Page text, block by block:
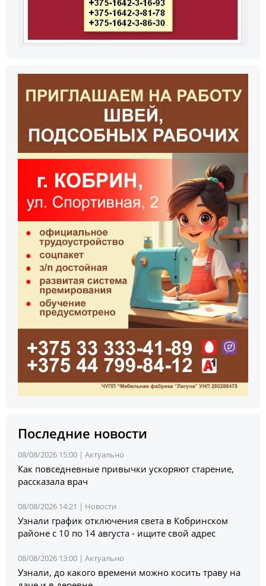
Последние новости
08/08/2026 15:00 | Актуально
Как повседневные привычки ускоряют старение,
рассказала врач
08/08/2026 14:21 | Новости
Узнали график отключения света в Кобринском
районе с 10 по 14 августа - ищите свой адрес
08/08/2026 13:00 | Актуально
Узнали, до какого времени можно косить траву на